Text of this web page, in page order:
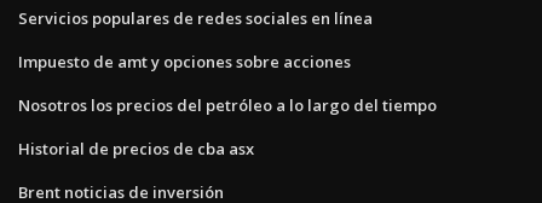
Servicios populares de redes sociales en línea
Impuesto de amt y opciones sobre acciones
Nosotros los precios del petróleo a lo largo del tiempo
Historial de precios de cba asx
Brent noticias de inversión